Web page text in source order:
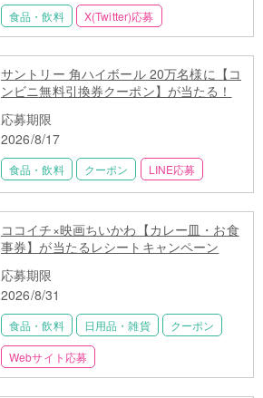
食品・飲料 X(Twitter)応募
サントリー 角ハイボール 20万名様に【コ
ンビニ無料引換券クーポン】が当たる！
応募期限
2026/8/17
食品・飲料 クーポン LINE応募
ココイチ×映画ちいかわ【カレー皿・お食
事券】が当たるレシートキャンペーン
応募期限
2026/8/31
食品・飲料 日用品・雑貨 クーポン
Webサイト応募